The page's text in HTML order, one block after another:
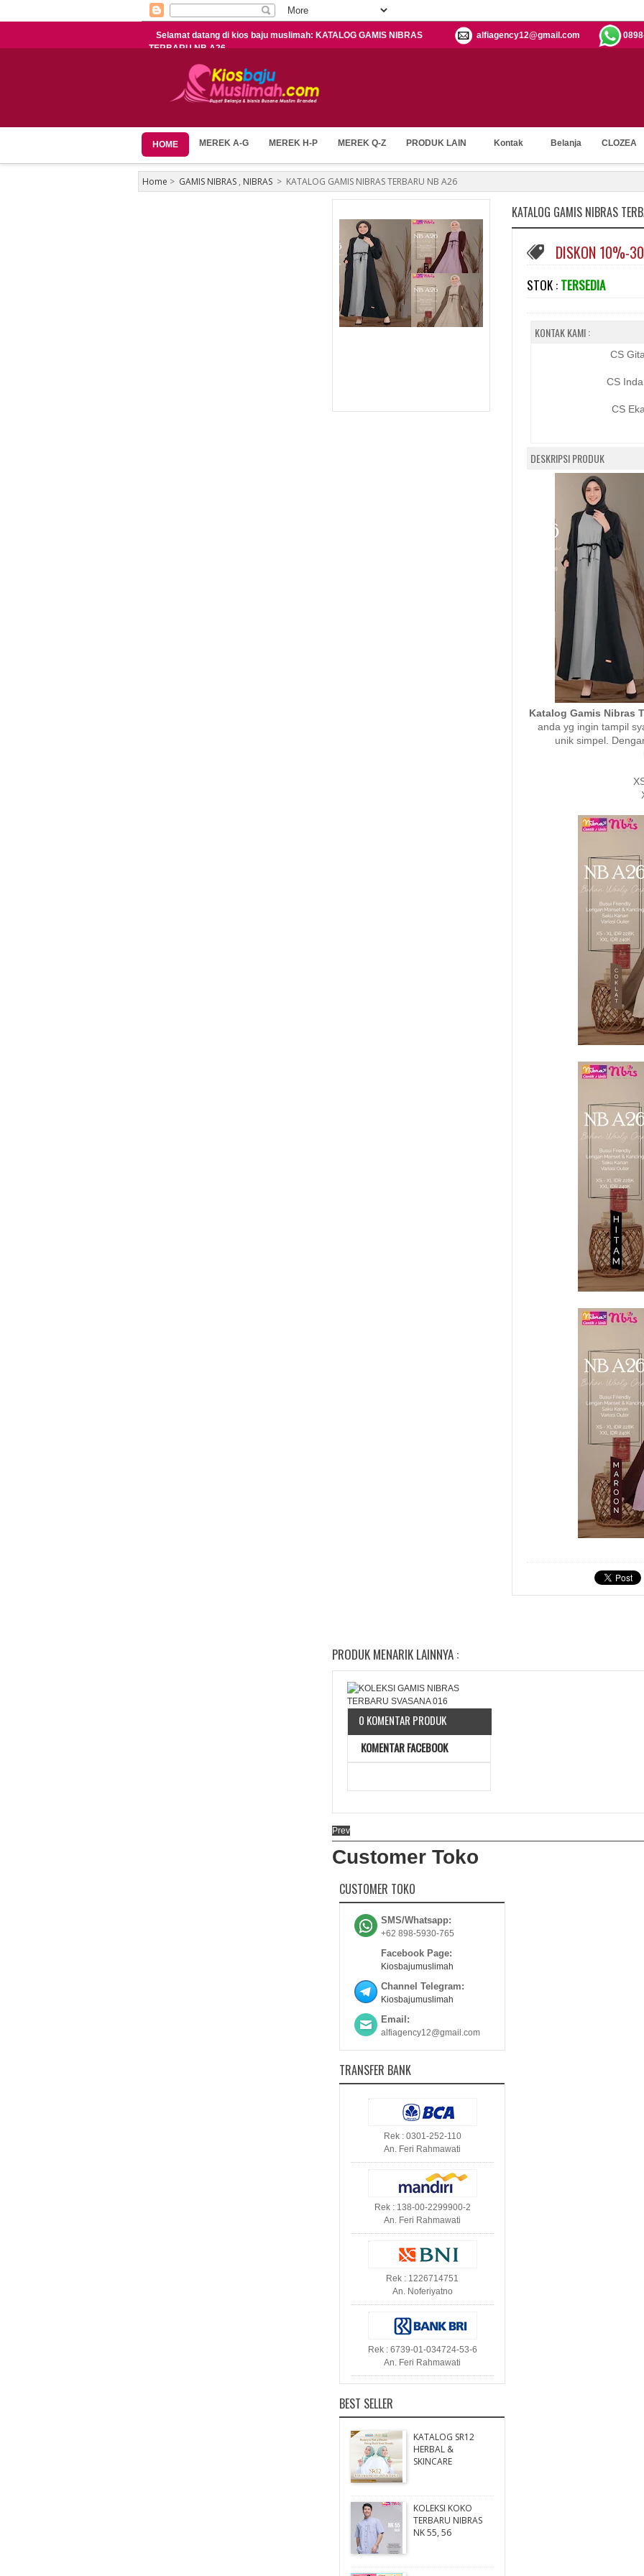
Selamat datang di kios baju muslimah: KATALOG GAMIS NIBRAS
TERBARU NB A26
alfiagency12@gmail.com
HOME MEREK A-G MEREK H-P MEREK Q-Z PRODUK LAIN Kontak Belanja CLOZEA
Home > GAMIS NIBRAS , NIBRAS > KATALOG GAMIS NIBRAS TERBARU NB A26
KATALOG GAMIS NIBRAS
DISKON 10%-
STOK : TERSEDIA
KONTAK KAMI :
CS
CS
CS
DESKRIPSI PRODUK
Katalog Gamis Nibras
anda yg ingin tampil
unik simpel.
PRODUK MENARIK LAINNYA :
0 KOMENTAR PRODUK
KOMENTAR FACEBOOK
Prev
Customer Toko
CUSTOMER TOKO
SMS/Whatsapp:
+62 898-5930-765
Facebook Page:
Kiosbajumuslimah
Channel Telegram:
Kiosbajumuslimah
Email:
alfiagency12@gmail.com
TRANSFER BANK
Rek : 0301-252-110
An. Feri Rahmawati
Rek : 138-00-2299900-2
An. Feri Rahmawati
Rek : 1226714751
An. Noferiyatno
Rek : 6739-01-034724-53-6
An. Feri Rahmawati
BEST SELLER
KATALOG SR12
HERBAL &
SKINCARE
KOLEKSI KOKO
TERBARU NIBRAS
NK 55, 56